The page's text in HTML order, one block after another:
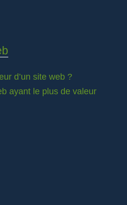
d’un site web ?
ayant le plus de valeur